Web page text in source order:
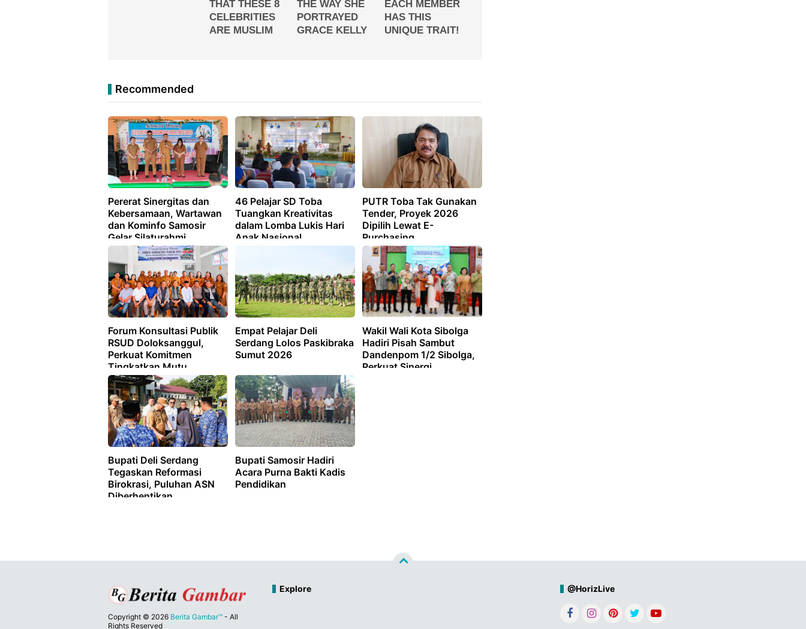
Recommended
Pererat Sinergitas dan
Kebersamaan, Wartawan
dan Kominfo Samosir
Gelar Silaturahmi
46 Pelajar SD Toba
Tuangkan Kreativitas
dalam Lomba Lukis Hari
Anak Nasional
PUTR Toba Tak Gunakan
Tender, Proyek 2026
Dipilih Lewat E-
Purchasing
Forum Konsultasi Publik
RSUD Doloksanggul,
Perkuat Komitmen
Tingkatkan Mutu
Pelayanan Kesehatan
Empat Pelajar Deli
Serdang Lolos Paskibraka
Sumut 2026
Wakil Wali Kota Sibolga
Hadiri Pisah Sambut
Dandenpom 1/2 Sibolga,
Perkuat Sinergi
Bupati Deli Serdang
Tegaskan Reformasi
Birokrasi, Puluhan ASN
Diberhentikan
Bupati Samosir Hadiri
Acara Purna Bakti Kadis
Pendidikan
Copyright © 2026 Berita Gambar™ - All
Rights Reserved
Explore @HorizLive